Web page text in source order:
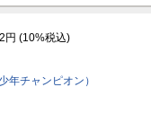
円 (10%税込)
年チャンピオン）